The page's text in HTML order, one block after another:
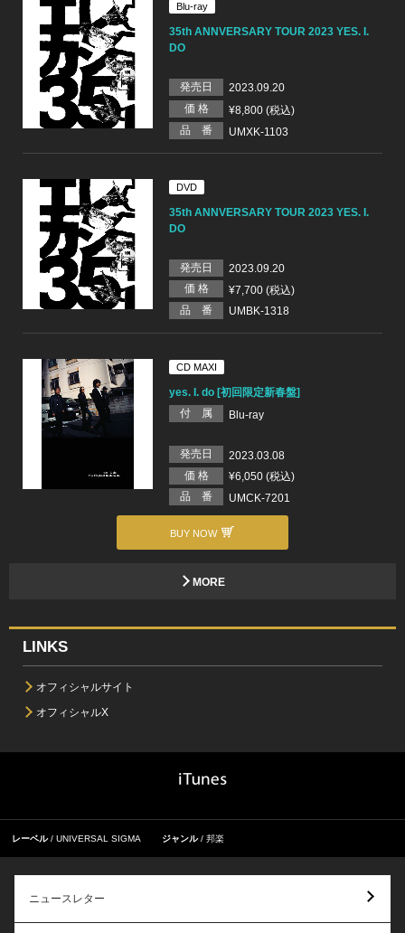
Blu-ray
35th ANNVERSARY TOUR 2023 YES. I.
DO
発売日
2023.09.20
価 格
¥8,800 (税込)
品 番
UMXK-1103
DVD
35th ANNVERSARY TOUR 2023 YES. I.
DO
発売日
2023.09.20
価 格
¥7,700 (税込)
品 番
UMBK-1318
CD MAXI
yes. I. do [初回限定新春盤]
付 属
Blu-ray
発売日
2023.03.08
価 格
¥6,050 (税込)
品 番
UMCK-7201
BUY NOW
MORE
LINKS
オフィシャルサイト
オフィシャルX
レーベル UNIVERSAL SIGMA ジャンル 邦楽
ニュースレター